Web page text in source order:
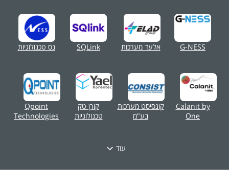
G-NESS אלעד מערכות SQLink נס טכנולוגיות
Calanit by
One
קונסיסט מערכות
בע"מ
קורן טק
טכנולוגיות
Qpoint
Technologies
עוד